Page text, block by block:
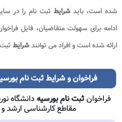
شده است، باید شرایط ثبت نام را در
ادامه برای سهولت متقاضیان، فایل
ارائه شده است و افراد می توانندشرایط
فراخوان و شرایط ثبت نام
فراخوانثبت نام بورسیه دانشگاه
مقاطع کارشناسی ارشد